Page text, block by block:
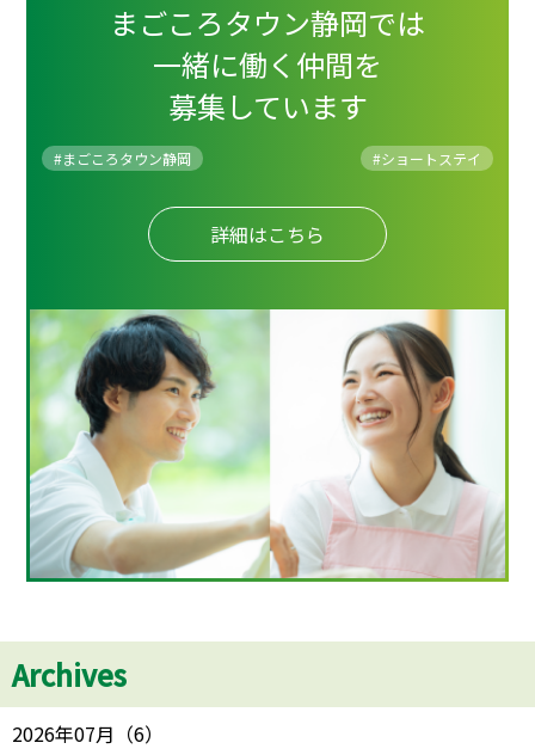
まごころタウン静岡では
一緒に働く仲間を
募集しています
#まごころタウン静岡 #ショートステイ
詳細はこちら
Archives
2026年07月 （6）